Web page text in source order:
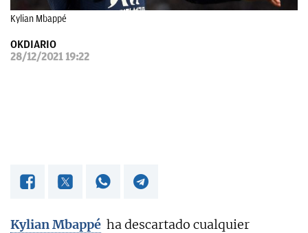
Kylian Mbappé
OKDIARIO
28/12/2021 19:22
Kylian Mbappé ha descartado cualquier